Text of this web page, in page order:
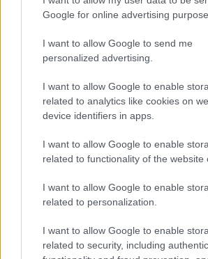
Google for online advertising
I want to allow Google to send me
personalized advertising.
I want to allow Google to enable
related to analytics like cookies on
device identifiers in apps.
I want to allow Google to enable
related to functionality of the website
I want to allow Google to enable
related to personalization.
I want to allow Google to enable
related to security, including
VECSEI H. MIKLÓS A
A bejegyzés trackback címe:
https://kulturpart.hu/api/trackback/
A hozzászólások avonatkozó jogszabályokértelmében
minősülnek, értük aszolgáltatás technikaiüzemeltetője